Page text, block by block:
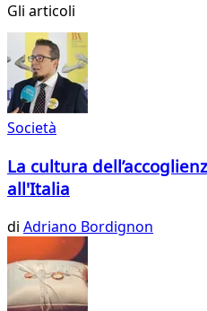
Gli articoli
Società
La cultura
all'Italia
di Adriano Bordignon